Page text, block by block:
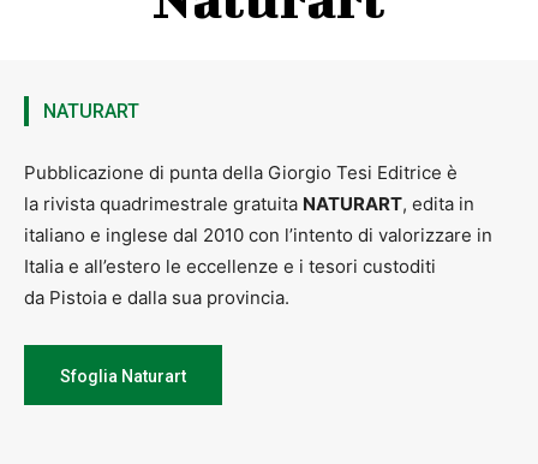
NATURART
Pubblicazione di punta della Giorgio Tesi Editrice è
la rivista quadrimestrale gratuita NATURART, edita in
italiano e inglese dal 2010 con l’intento di valorizzare in
Italia e all’estero le eccellenze e i tesori custoditi
da Pistoia e dalla sua provincia.
Sfoglia Naturart